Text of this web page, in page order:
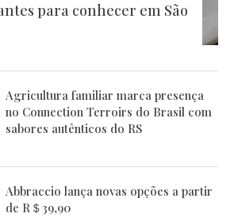
para conhecer em São
Agricultura familiar marca presença
no Connection Terroirs do Brasil com
sabores autênticos do RS
Abbraccio lança novas opções a partir
de R＄39,90